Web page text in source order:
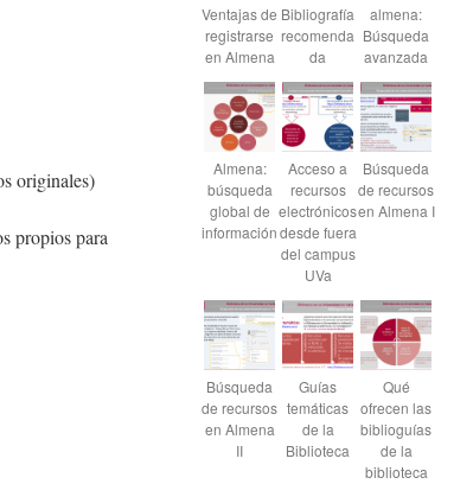
originales)
propios para
Ventajas de
registrarse
en Almena
Bibliografía
recomenda
da
almena:
Búsqueda
avanzada
Almena:
búsqueda
global de
información
Acceso a
recursos
electrónicos
desde fuera
del campus
UVa
Búsqueda
de recursos
en Almena I
Búsqueda
de recursos
en Almena
II
Guías
temáticas
de la
Biblioteca
Qué
ofrecen las
biblioguías
de la
biblioteca